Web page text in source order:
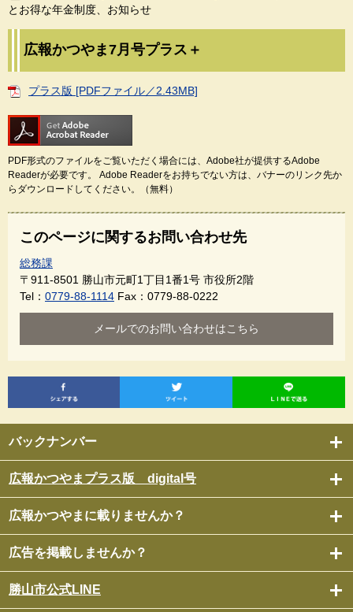
バックナンバー
広報かつやまプラス版 digital号
広報かつやまに載りませんか？
広告を掲載しませんか？
勝山市公式LINE
とお得な年金制度、お知らせ
広報かつやま7月号プラス＋
プラス版 [PDFファイル／2.43MB]
PDF形式のファイルをご覧いただく場合には、Adobe社が提供するAdobe
Readerが必要です。
Adobe Readerをお持ちでない方は、バナーのリンク先か
らダウンロードしてください。（無料）
このページに関するお問い合わせ先
総務課
〒911-8501 勝山市元町1丁目1番1号 市役所2階
Tel： 0779-88-1114 Fax：0779-88-0222
メールでのお問い合わせはこちら